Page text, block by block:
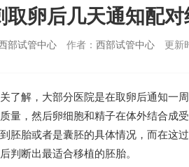
取卵后几天通知配
部试管中心 作者： 西部试管中心 更新
了解，大部分医院是在取卵后通知一
量，然后卵细胞和精子在体外结合成
胚胎或者是囊胚的具体情况，而在这
判断出最适合移植的胚胎。